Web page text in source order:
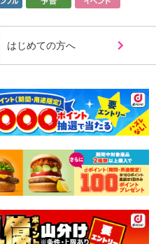
はじめての方へ